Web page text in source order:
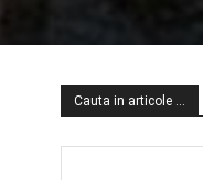
Cauta in articole …